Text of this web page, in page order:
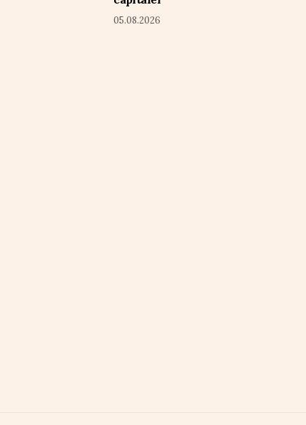
05.08.2026